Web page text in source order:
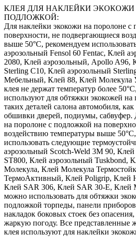
КЛЕЯ ДЛЯ НАКЛЕЙКИ ЭКОКОЖИ
ПОДЛОЖКОЙ:
Для наклейки экокожи на поролоне с
поверхности, не подвергающиеся
выше 50°С, рекомендуем
аэрозольный Fensol 60 Fentac, Клей
2080, Клей аэрозольный, Apollo A96,
Sterling C10, Клей аэрозольный
Мебельный, Клей 88, Клей Молекула
клея не держат температур более
используют для обтяжки экокожей
таких деталей салона автомобиля, как
обшивки дверей, подиумы, сабвуфер.
на поролоне с подложкой на
воздействию температуры выше
использовать следующие
аэрозольный Scotch-Weld 3M 90,
ST800, Клей аэрозольный Tuskbond,
Молекула, Клей Молекула
ТермоАктивный, Клей Poligrip,
Клей SAR 306, Клей SAR 30-E, Клей
можно использовать для обтяжки
подложкой торпеды, панели
накладок боковых стоек без
жаркую погоду. Все представленные
клея используют для наклейки